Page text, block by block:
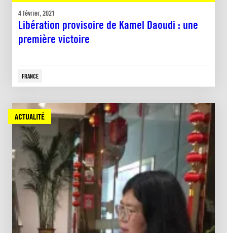
4 février, 2021
Libération provisoire de Kamel Daoudi : une
première victoire
FRANCE
ACTUALITÉ